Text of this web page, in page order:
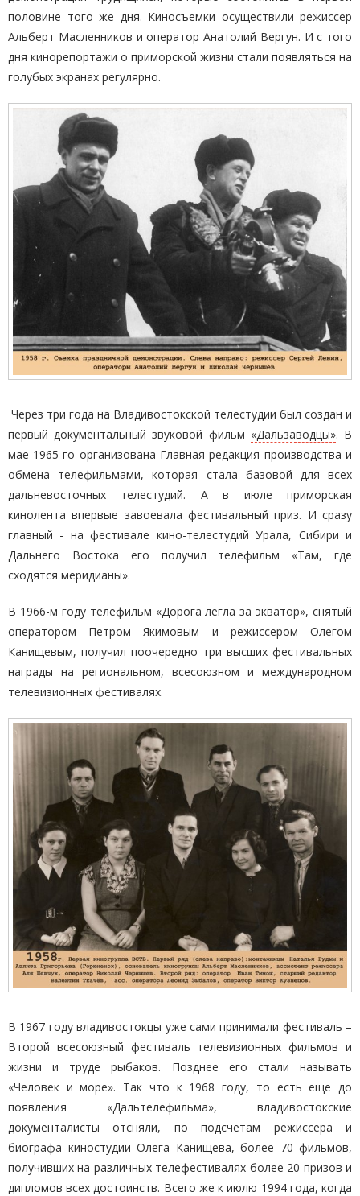
половине того же дня. Киносъемки осуществили режиссер
Альберт Масленников и оператор Анатолий Вергун. И с того
дня кинорепортажи о приморской жизни стали появляться на
голубых экранах регулярно.
Через три года на Владивостокской телестудии был создан и
первый документальный звуковой фильм «Дальзаводцы». В
мае 1965-го организована Главная редакция производства и
обмена телефильмами, которая стала базовой для всех
дальневосточных телестудий. А в июле приморская
кинолента впервые завоевала фестивальный приз. И сразу
главный - на фестивале кино-телестудий Урала, Сибири и
Дальнего Востока его получил телефильм «Там, где
сходятся меридианы».
В 1966-м году телефильм «Дорога легла за экватор», снятый
оператором Петром Якимовым и режиссером Олегом
Канищевым, получил поочередно три высших фестивальных
награды на региональном, всесоюзном и международном
телевизионных фестивалях.
В 1967 году владивостокцы уже сами принимали фестиваль –
Второй всесоюзный фестиваль телевизионных фильмов и
жизни и труде рыбаков. Позднее его стали называть
«Человек и море». Так что к 1968 году, то есть еще до
появления «Дальтелефильма», владивостокские
документалисты отсняли, по подсчетам режиссера и
биографа киностудии Олега Канищева, более 70 фильмов,
получивших на различных телефестивалях более 20 призов и
дипломов всех достоинств. Всего же к июлю 1994 года, когда